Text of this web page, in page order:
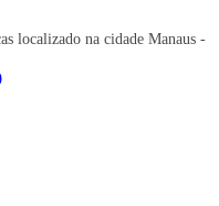
localizado na cidade Manaus -